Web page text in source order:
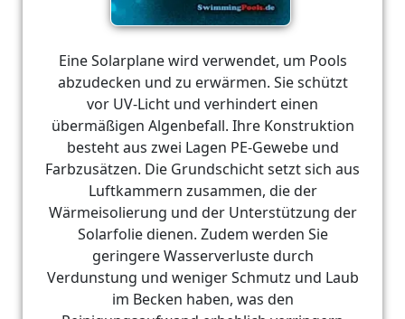
Eine Solarplane wird verwendet, um Pools
abzudecken und zu erwärmen. Sie schützt
vor UV-Licht und verhindert einen
übermäßigen Algenbefall. Ihre Konstruktion
besteht aus zwei Lagen PE-Gewebe und
Farbzusätzen. Die Grundschicht setzt sich aus
Luftkammern zusammen, die der
Wärmeisolierung und der Unterstützung der
Solarfolie dienen. Zudem werden Sie
geringere Wasserverluste durch
Verdunstung und weniger Schmutz und Laub
im Becken haben, was den